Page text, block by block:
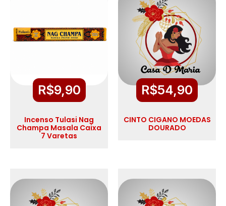
R$9,90
Incenso Tulasi Nag
Champa Masala Caixa
7 Varetas
R$54,90
CINTO CIGANO MOEDAS
DOURADO